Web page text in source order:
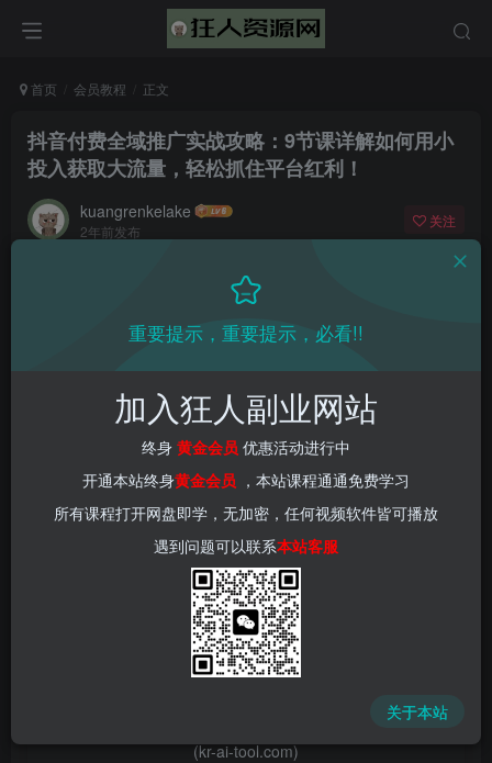
首页 会员教程 正文
抖音付费全域推广实战攻略：9节课详解如何用小
投入获取大流量，轻松抓住平台红利！
kuangrenkelake
2年前发布
关注
📌 1000➕互联网副业项目教程，更多网赚项目，点击以下
链接进入本站首页：
中赚网 - 分享各大收费VIP网赚项目和创业教程 - 狂人资源
(kr-ai-tool.com)
重要提示，重要提示，必看!!
加入狂人副业网站
终身 黄金会员 优惠活动进行中
开通本站终身黄金会员 ，本站课程通通免费学习
所有课程打开网盘即学，无加密，任何视频软件皆可播放
遇到问题可以联系本站客服
关于本站